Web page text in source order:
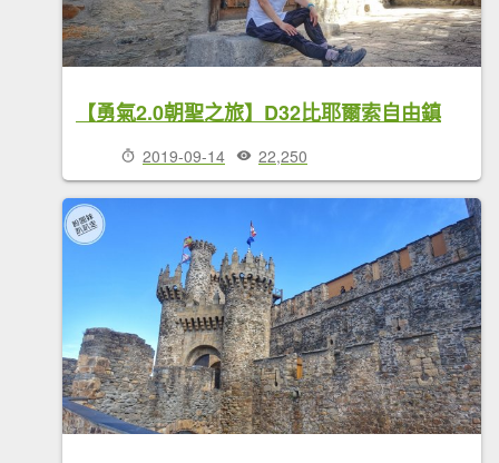
【勇氣2.0朝聖之旅】D32比耶爾索自由鎮
2019-09-14 22,250